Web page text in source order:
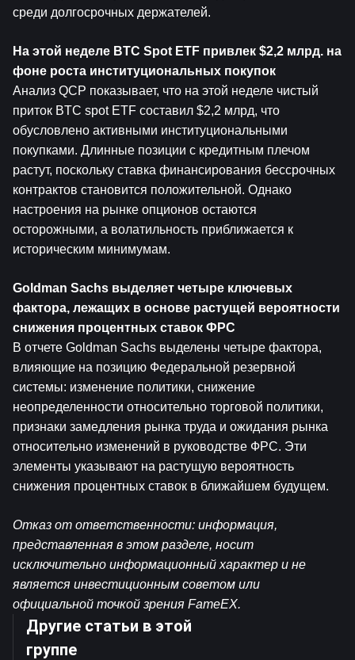
среди долгосрочных держателей.
На этой неделе BTC Spot ETF привлек $2,2 млрд. на
фоне роста институциональных покупок
Анализ QCP показывает, что на этой неделе чистый
приток BTC spot ETF составил $2,2 млрд, что
обусловлено активными институциональными
покупками. Длинные позиции с кредитным плечом
растут, поскольку ставка финансирования бессрочных
контрактов становится положительной. Однако
настроения на рынке опционов остаются
осторожными, а волатильность приближается к
историческим минимумам.
Goldman Sachs выделяет четыре ключевых
фактора, лежащих в основе растущей вероятности
снижения процентных ставок ФРС
В отчете Goldman Sachs выделены четыре фактора,
влияющие на позицию Федеральной резервной
системы: изменение политики, снижение
неопределенности относительно торговой политики,
признаки замедления рынка труда и ожидания рынка
относительно изменений в руководстве ФРС. Эти
элементы указывают на растущую вероятность
снижения процентных ставок в ближайшем будущем.
Отказ от ответственности: информация,
представленная в этом разделе, носит
исключительно информационный характер и не
является инвестиционным советом или
официальной точкой зрения FameEX.
Другие статьи в этой
группе